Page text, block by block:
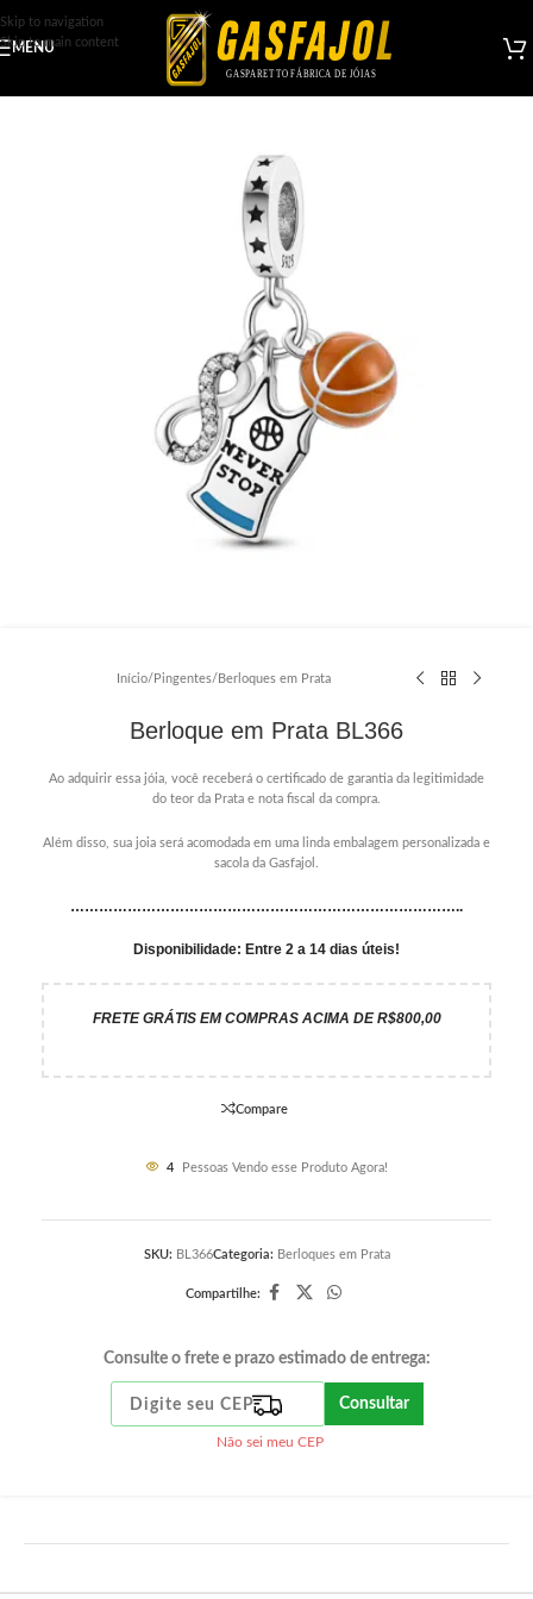
Skip to navigation
Skip to main content
MENU
Início/ Pingentes/ Berloques em Prata
Berloque em Prata BL366
Ao adquirir essa jóia, você receberá o certificado de garantia da legitimidade
do teor da Prata e nota fiscal da compra.
Além disso, sua joia será acomodada em uma linda embalagem personalizada e
sacola da Gasfajol.
………………………………………………………………………..
Disponibilidade: Entre 2 a 14 dias úteis!
FRETE GRÁTIS EM COMPRAS ACIMA DE R$800,00
Compare
4 Pessoas Vendo esse Produto Agora!
SKU: BL366Categoria: Berloques em Prata
Compartilhe:
Consulte o frete e prazo estimado de entrega:
Consultar
Não sei meu CEP